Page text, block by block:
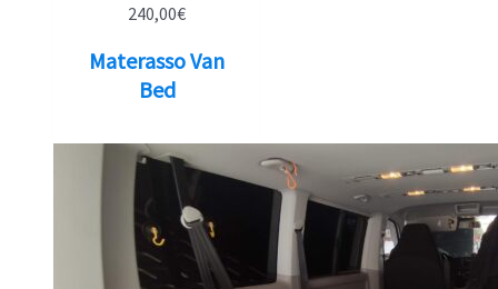
240,00€
Materasso Van
Bed